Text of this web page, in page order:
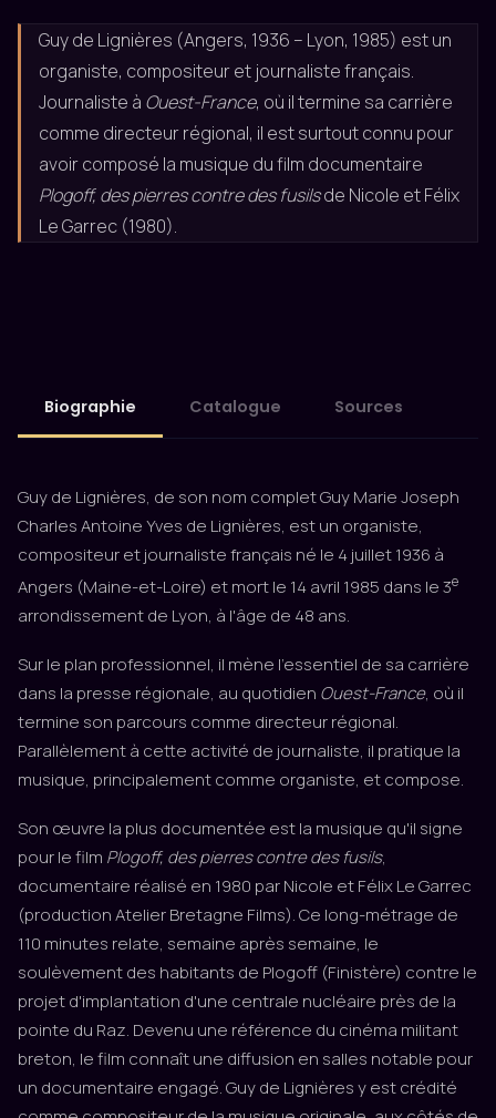
Guy de Lignières (Angers, 1936 – Lyon, 1985) est un
organiste, compositeur et journaliste français.
Journaliste à Ouest-France, où il termine sa carrière
comme directeur régional, il est surtout connu pour
avoir composé la musique du film documentaire
Plogoff, des pierres contre des fusilsde Nicole et Félix
Le Garrec (1980).
Biographie Catalogue Sources
Guy de Lignières, de son nom complet Guy Marie Joseph
Charles Antoine Yves de Lignières, est un organiste,
compositeur et journaliste français né le 4 juillet 1936 à
Angers (Maine-et-Loire) et mort le 14 avril 1985 dans le 3e
arrondissement de Lyon, à l'âge de 48 ans.
Sur le plan professionnel, il mène l'essentiel de sa carrière
dans la presse régionale, au quotidien Ouest-France, où il
termine son parcours comme directeur régional.
Parallèlement à cette activité de journaliste, il pratique la
musique, principalement comme organiste, et compose.
Son œuvre la plus documentée est la musique qu'il signe
pour le film Plogoff, des pierres contre des fusils,
documentaire réalisé en 1980 par Nicole et Félix Le Garrec
(production Atelier Bretagne Films). Ce long-métrage de
110 minutes relate, semaine après semaine, le
soulèvement des habitants de Plogoff (Finistère) contre le
projet d'implantation d'une centrale nucléaire près de la
pointe du Raz. Devenu une référence du cinéma militant
breton, le film connaît une diffusion en salles notable pour
un documentaire engagé. Guy de Lignières y est crédité